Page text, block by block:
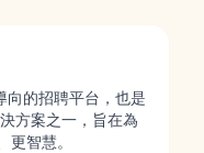
向的招聘平台，也是
方案之一，旨在為
智慧。